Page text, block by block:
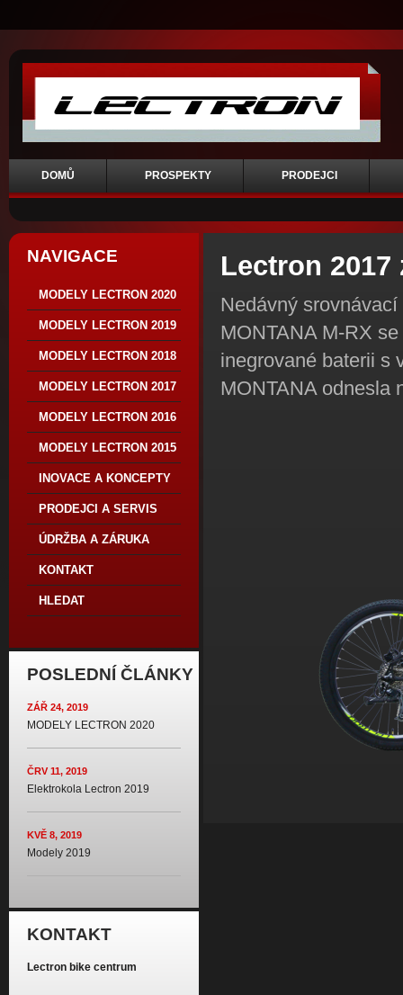
DOMŮ PROSPEKTY PRODEJCI
NAVIGACE
MODELY LECTRON 2020
MODELY LECTRON 2019
MODELY LECTRON 2018
MODELY LECTRON 2017
MODELY LECTRON 2016
MODELY LECTRON 2015
INOVACE A KONCEPTY
PRODEJCI A SERVIS
ÚDRŽBA A ZÁRUKA
KONTAKT
HLEDAT
POSLEDNÍ ČLÁNKY
ZÁŘ 24, 2019
MODELY LECTRON 2020
ČRV 11, 2019
Elektrokola Lectron 2019
KVĚ 8, 2019
Modely 2019
KONTAKT
Lectron bike centrum
Lectron
Nedávný
MONTANA M-RX
inegrované baterii s
MONTANA odnesla